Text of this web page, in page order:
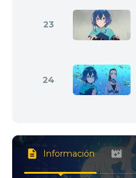
23
24
Información